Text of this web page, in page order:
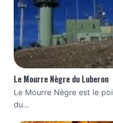
Le Mourre Nègre du Luberon
Le Mourre Nègre est le
du...